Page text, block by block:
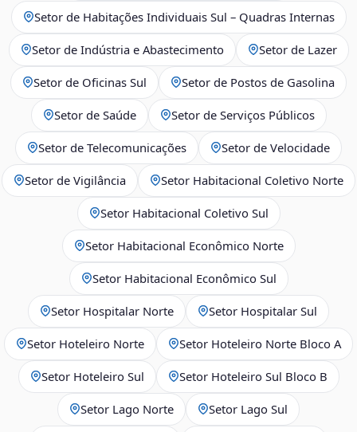
Setor de Habitações Individuais Sul – Quadras Internas
Setor de Indústria e Abastecimento Setor de Lazer
Setor de Oficinas Sul Setor de Postos de Gasolina
Setor de Saúde Setor de Serviços Públicos
Setor de Telecomunicações Setor de Velocidade
Setor de Vigilância Setor Habitacional Coletivo Norte
Setor Habitacional Coletivo Sul
Setor Habitacional Econômico Norte
Setor Habitacional Econômico Sul
Setor Hospitalar Norte Setor Hospitalar Sul
Setor Hoteleiro Norte Setor Hoteleiro Norte Bloco A
Setor Hoteleiro Sul Setor Hoteleiro Sul Bloco B
Setor Lago Norte Setor Lago Sul